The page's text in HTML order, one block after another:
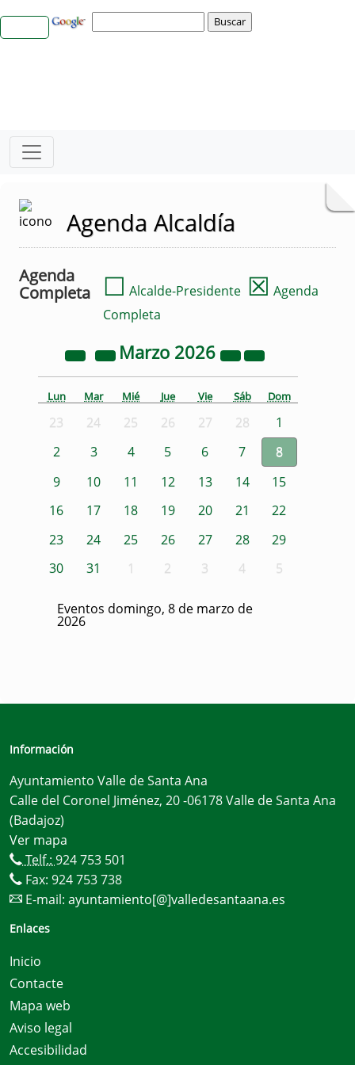
Agenda Alcaldía
Agenda
Completa
☐ Alcalde-Presidente ☒ Agenda
Completa
Marzo 2026
Lun Mar Mié Jue Vie Sáb Dom
23 24 25 26 27 28
1
2
3 4 5 6 7
8
9
10 11 12 13 14
15
16
17 18 19 20 21
22
23
24 25 26 27 28
29
30
31 1 2 3 4 5
Eventos domingo, 8 de marzo de
2026
Información
Ayuntamiento Valle de Santa Ana
Calle del Coronel Jiménez, 20 -06178 Valle de Santa Ana
(Badajoz)
Ver mapa
Telf.: 924 753 501
Fax: 924 753 738
E-mail: ayuntamiento[@]valledesantaana.es
Enlaces
Inicio
Contacte
Mapa web
Aviso legal
Accesibilidad